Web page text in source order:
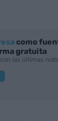
como
gratuita
las últimas